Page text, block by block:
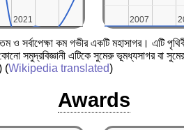
2021
2021 2007
2007
ও সর্বাপেক্ষা কম গভীর একটি মহাসাগর। এটি
এটিকে সুমেরু ভূমধ্যসাগর বা সুমেরু
(Wikipedia translated)
Awards